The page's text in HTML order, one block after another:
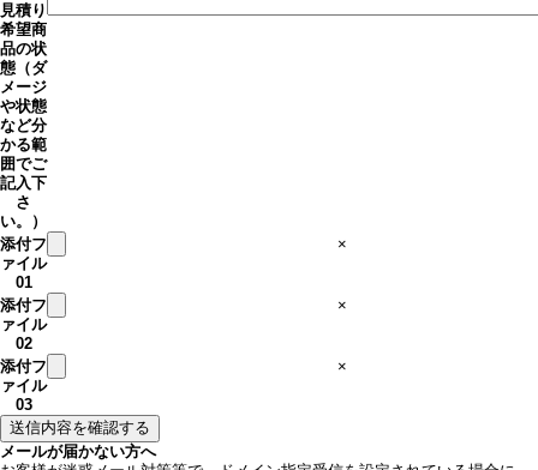
見積り
希望商
品の状
態（ダ
メージ
や状態
など分
かる範
囲でご
記入下
さ
い。）
添付フ
ァイル
01
×
添付フ
ァイル
02
×
添付フ
ァイル
03
×
メールが届かない方へ